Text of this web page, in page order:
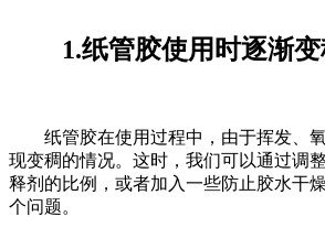
1.纸管胶使用时逐渐变
纸管胶在使用过程中，由于挥发、氧
现变稠的情况。这时，我们可以通过调
释剂的比例，或者加入一些防止胶水干
个问题。